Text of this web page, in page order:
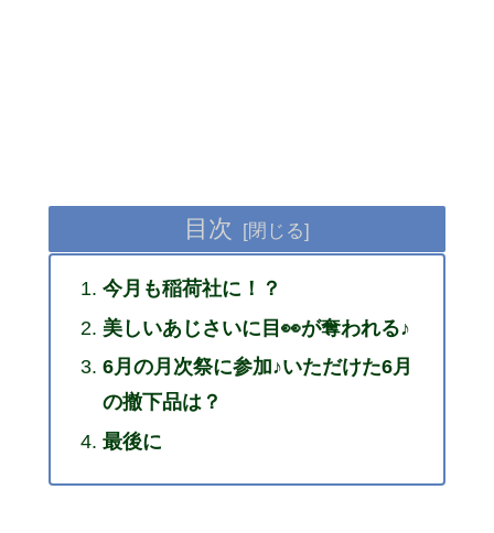
目次
今月も稲荷社に！？
美しいあじさいに目👀が奪われる♪
6月の月次祭に参加♪いただけた6月
の撤下品は？
最後に